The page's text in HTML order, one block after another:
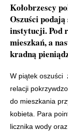
Kołobrzescy
Oszuści
instytucji. Pod
mieszkań, a
kradną
W piątek oszuści
relacji
do mieszkania
kobieta. Para
licznika wody